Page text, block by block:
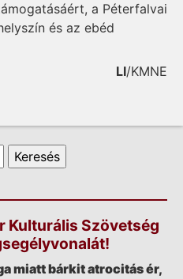
a Péterfalvai
és az ebéd
LI/KMNE
Kulturális Szövetség
miatt bárkit atrocitás ér,